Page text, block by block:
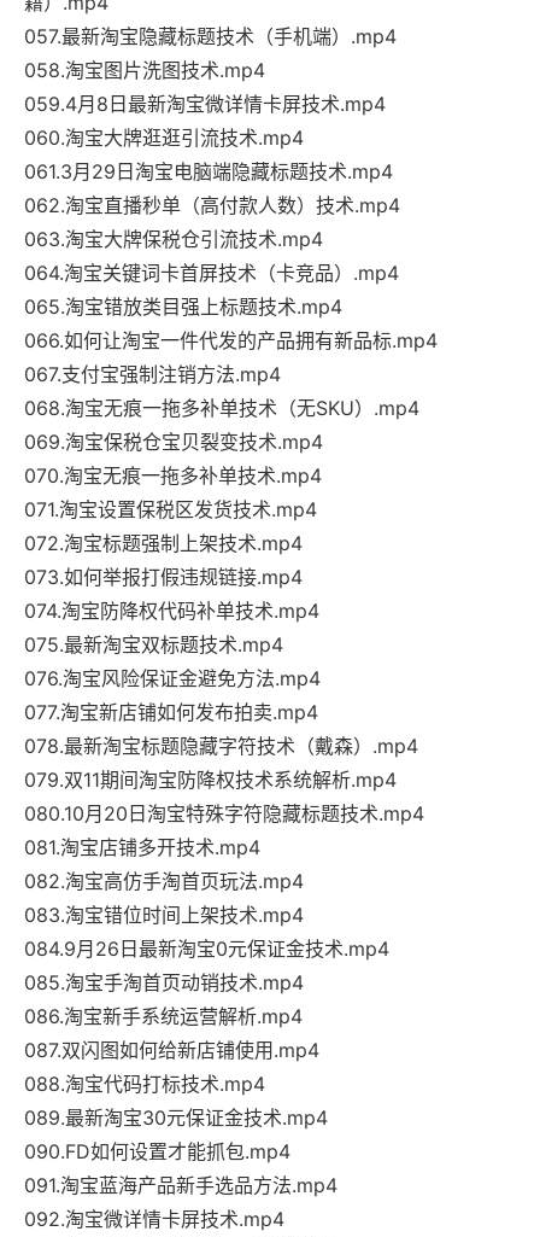
057.最新淘宝隐藏标题技术（手机端）.mp4
058.淘宝图片洗图技术.mp4
059.4月8日最新淘宝微详情卡屏技术.mp4
060.淘宝大牌逛逛引流技术.mp4
061.3月29日淘宝电脑端隐藏标题技术.mp4
062.淘宝直播秒单（高付款人数）技术.mp4
063.淘宝大牌保税仓引流技术.mp4
064.淘宝关键词卡首屏技术（卡竞品）.mp4
065.淘宝错放类目强上标题技术.mp4
066.如何让淘宝一件代发的产品拥有新品标.mp4
067.支付宝强制注销方法.mp4
068.淘宝无痕一拖多补单技术（无SKU）.mp4
069.淘宝保税仓宝贝裂变技术.mp4
070.淘宝无痕一拖多补单技术.mp4
071.淘宝设置保税区发货技术.mp4
072.淘宝标题强制上架技术.mp4
073.如何举报打假违规链接.mp4
074.淘宝防降权代码补单技术.mp4
075.最新淘宝双标题技术.mp4
076.淘宝风险保证金避免方法.mp4
077.淘宝新店铺如何发布拍卖.mp4
078.最新淘宝标题隐藏字符技术（戴森）.mp4
079.双11期间淘宝防降权技术系统解析.mp4
080.10月20日淘宝特殊字符隐藏标题技术.mp4
081.淘宝店铺多开技术.mp4
082.淘宝高仿手淘首页玩法.mp4
083.淘宝错位时间上架技术.mp4
084.9月26日最新淘宝0元保证金技术.mp4
085.淘宝手淘首页动销技术.mp4
086.淘宝新手系统运营解析.mp4
087.双闪图如何给新店铺使用.mp4
088.淘宝代码打标技术.mp4
089.最新淘宝30元保证金技术.mp4
090.FD如何设置才能抓包.mp4
091.淘宝蓝海产品新手选品方法.mp4
092.淘宝微详情卡屏技术.mp4